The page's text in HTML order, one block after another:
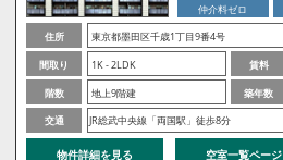
仲介料ゼロ
住所
東京都墨田区千歳1丁目9番4号
間取り
1K - 2LDK 賃料
階数
地上9階建 築年数
交通
JR総武中央線「両国駅」徒歩8分
物件詳細を見る 空室一覧ページ